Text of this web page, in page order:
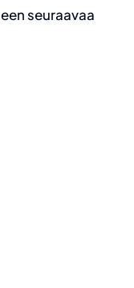
seuraavaa